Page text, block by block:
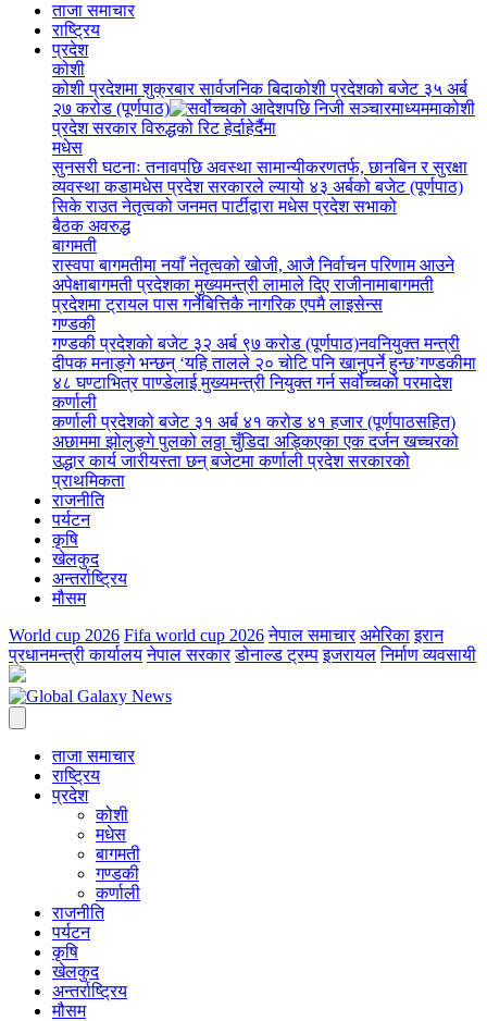
ताजा समाचार
राष्ट्रिय
प्रदेश
कोशी
कोशी प्रदेशमा शुक्रबार सार्वजनिक बिदाकोशी प्रदेशको बजेट ३५ अर्ब
२७ करोड (पूर्णपाठ)
कोशी
प्रदेश सरकार विरुद्धको रिट हेर्दाहेर्दैमा
मधेस
सुनसरी घटनाः तनावपछि अवस्था सामान्यीकरणतर्फ, छानबिन र सुरक्षा
व्यवस्था कडामधेस प्रदेश सरकारले ल्यायो ४३ अर्बको बजेट (पूर्णपाठ)
सिके राउत नेतृत्वको जनमत पार्टीद्वारा मधेस प्रदेश सभाको
बैठक अवरुद्ध
बागमती
रास्वपा बागमतीमा नयाँ नेतृत्वको खोजी, आजै निर्वाचन परिणाम आउने
अपेक्षाबागमती प्रदेशका मुख्यमन्त्री लामाले दिए राजीनामाबागमती
प्रदेशमा ट्रायल पास गर्नेबित्तिकै नागरिक एपमै लाइसेन्स
गण्डकी
गण्डकी प्रदेशको बजेट ३२ अर्ब ९७ करोड (पूर्णपाठ)नवनियुक्त मन्त्री
दीपक मनाङ्गे भन्छन् ‘यहि तालले २० चोटि पनि खानुपर्ने हुन्छ’गण्डकीमा
४८ घण्टाभित्र पाण्डेलाई मुख्यमन्त्री नियुक्त गर्न सर्वोच्चको परमादेश
कर्णाली
कर्णाली प्रदेशको बजेट ३१ अर्ब ४१ करोड ४१ हजार (पूर्णपाठसहित)
अछाममा झोलुङ्गे पुलको लठ्ठा चुँडिदा अड्किएका एक दर्जन खच्चरको
उद्धार कार्य जारीयस्ता छन् बजेटमा कर्णाली प्रदेश सरकारको
प्राथमिकता
राजनीति
पर्यटन
कृषि
खेलकुद
अन्तर्राष्ट्रिय
मौसम
World cup 2026 Fifa world cup 2026 नेपाल समाचार अमेरिका इरान
प्रधानमन्त्री कार्यालय नेपाल सरकार डोनाल्ड ट्रम्प इजरायल निर्माण व्यवसायी
ताजा समाचार
राष्ट्रिय
प्रदेश
कोशी
मधेस
बागमती
गण्डकी
कर्णाली
राजनीति
पर्यटन
कृषि
खेलकुद
अन्तर्राष्ट्रिय
मौसम